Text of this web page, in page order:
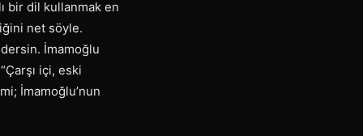
bir dil kullanmak en
net söyle.
İmamoğlu
içi, eski
İmamoğlu’nun